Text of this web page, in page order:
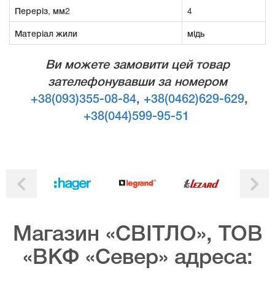
Переріз, мм2
4
Матеріал жили
мідь
Ви можете замовити цей товар
зателефонувавши за номером
+38(093)355-08-84, +38(0462)629-629,
+38(044)599-95-51
Магазин «СВІТЛО», ТОВ
«ВКФ «Север» адреса: